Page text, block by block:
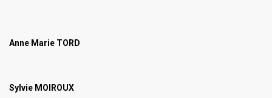
Anne Marie TORD
Sylvie MOIROUX